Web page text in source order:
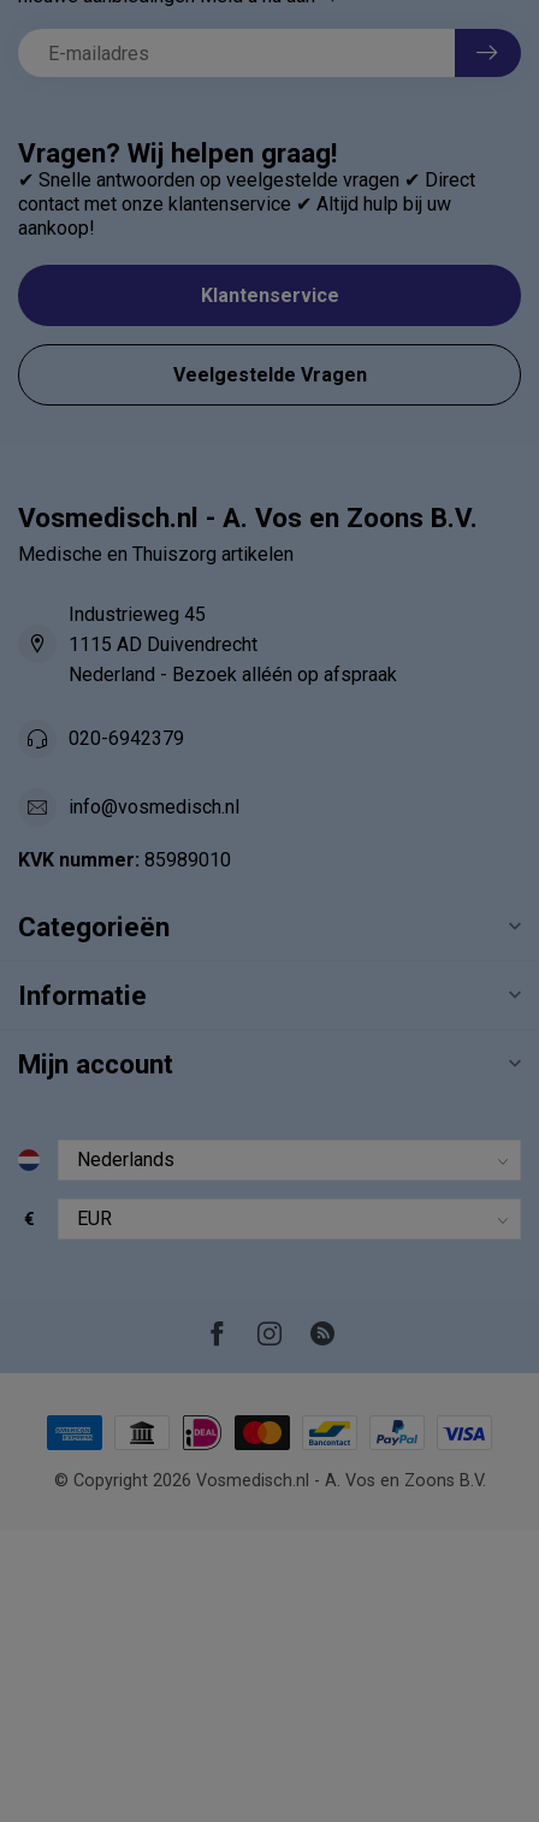
Vragen? Wij helpen graag!
✔ Snelle antwoorden op veelgestelde vragen ✔ Direct
contact met onze klantenservice ✔ Altijd hulp bij uw
aankoop!
Klantenservice
Veelgestelde Vragen
Vosmedisch.nl - A. Vos en Zoons B.V.
Medische en Thuiszorg artikelen
Industrieweg 45
1115 AD Duivendrecht
Nederland - Bezoek alléén op afspraak
020-6942379
info@vosmedisch.nl
KVK nummer: 85989010
Categorieën
Informatie
Mijn account
€
© Copyright 2026 Vosmedisch.nl - A. Vos en Zoons B.V.